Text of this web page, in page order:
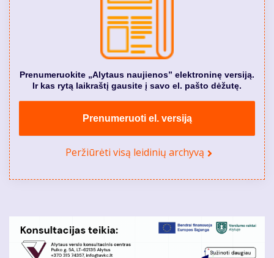
Prenumeruokite „Alytaus naujienos” elektroninę versiją.
Ir kas rytą laikraštį gausite į savo el. pašto dėžutę.
Prenumeruoti el. versiją
Peržiūrėti visą leidinių archyvą